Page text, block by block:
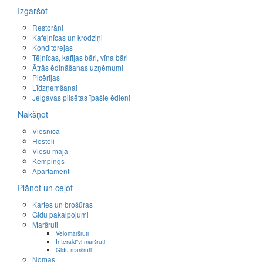
Izgaršot
Restorāni
Kafejnīcas un krodziņi
Konditorejas
Tējnīcas, kafijas bāri, vīna bāri
Ātrās ēdināšanas uzņēmumi
Picērijas
Līdzņemšanai
Jelgavas pilsētas īpašie ēdieni
Nakšņot
Viesnīca
Hosteļi
Viesu māja
Kempings
Apartamenti
Plānot un ceļot
Kartes un brošūras
Gidu pakalpojumi
Maršruti
Velomaršruti
Interaktīvi maršruti
Gidu maršruti
Nomas